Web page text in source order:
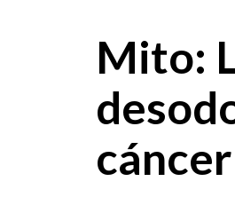
Mito: